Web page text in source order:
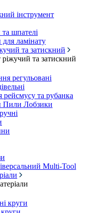
інструмент
шпателі
ламінату
та затискний
ріжучий та затискний
регульовані
рейсмусу та рубанка
Пили Лобзики
Multi-Tool
круги